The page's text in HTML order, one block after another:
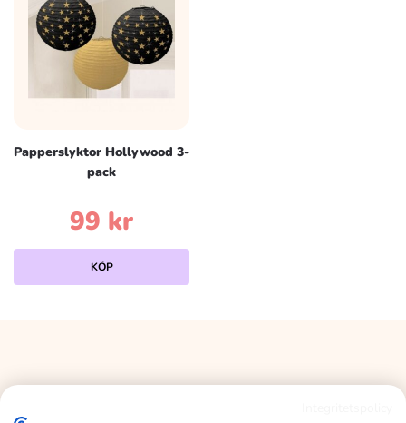
Papperslyktor Hollywood 3-
pack
99 kr
KÖP